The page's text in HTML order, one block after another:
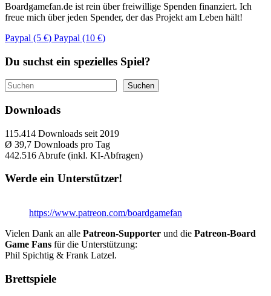
Boardgamefan.de ist rein über freiwillige Spenden finanziert. Ich
freue mich über jeden Spender, der das Projekt am Leben hält!
Paypal (5 €) Paypal (10 €)
Du suchst ein spezielles Spiel?
Suchen Suchen
Downloads
115.414 Downloads seit 2019
Ø 39,7 Downloads pro Tag
442.516 Abrufe (inkl. KI-Abfragen)
Werde ein Unterstützer!
https://www.patreon.com/boardgamefan
Vielen Dank an alle Patreon-Supporter und die Patreon-Board
Game Fans für die Unterstützung:
Phil Spichtig & Frank Latzel.
Brettspiele